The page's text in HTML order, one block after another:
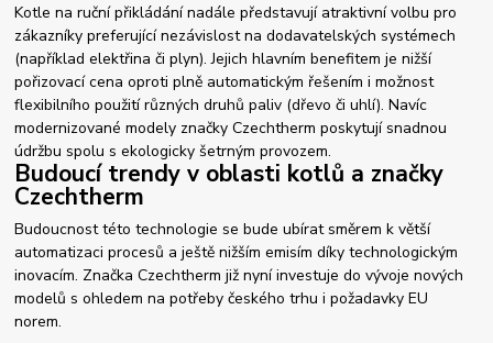
Kotle na ruční přikládání nadále představují atraktivní volbu pro
zákazníky preferující nezávislost na dodavatelských systémech
(například elektřina či plyn). Jejich hlavním benefitem je nižší
pořizovací cena oproti plně automatickým řešením i možnost
flexibilního použití různých druhů paliv (dřevo či uhlí). Navíc
modernizované modely značky Czechtherm poskytují snadnou
údržbu spolu s ekologicky šetrným provozem.
Budoucí trendy v oblasti kotlů a značky
Czechtherm
Budoucnost této technologie se bude ubírat směrem k větší
automatizaci procesů a ještě nižším emisím díky technologickým
inovacím. Značka Czechtherm již nyní investuje do vývoje nových
modelů s ohledem na potřeby českého trhu i požadavky EU
norem.